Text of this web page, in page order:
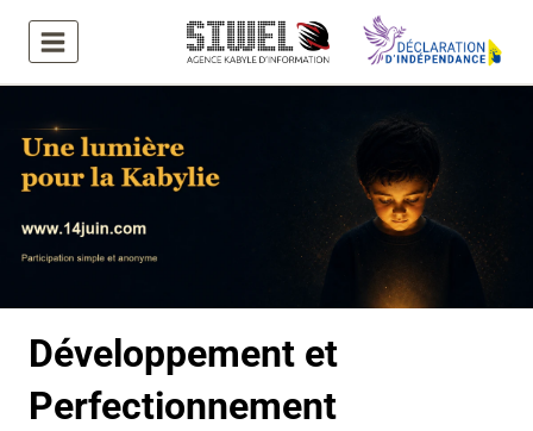
contenu
Développement et
Perfectionnement